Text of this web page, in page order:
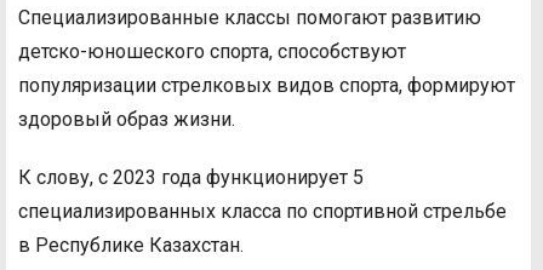
Специализированные классы помогают развитию
детско-юношеского спорта, способствуют
популяризации стрелковых видов спорта, формируют
здоровый образ жизни.
К слову, с 2023 года функционирует 5
специализированных класса по спортивной стрельбе
в Республике Казахстан.